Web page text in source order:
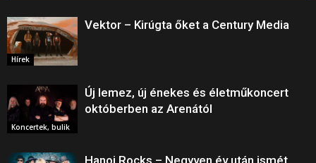
Hírek
Vektor – Kirúgta őket a Century Media
Koncertek, bulik
Új lemez, új énekes és életműkoncert
októberben az Arenától